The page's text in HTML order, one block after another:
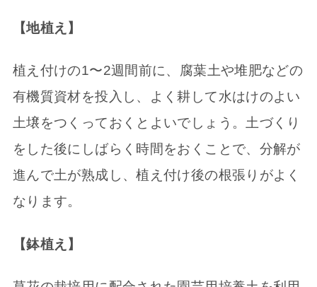
【地植え】
植え付けの1〜2週間前に、腐葉土や堆肥などの
有機質資材を投入し、よく耕して水はけのよい
土壌をつくっておくとよいでしょう。土づくり
をした後にしばらく時間をおくことで、分解が
進んで土が熟成し、植え付け後の根張りがよく
なります。
【鉢植え】